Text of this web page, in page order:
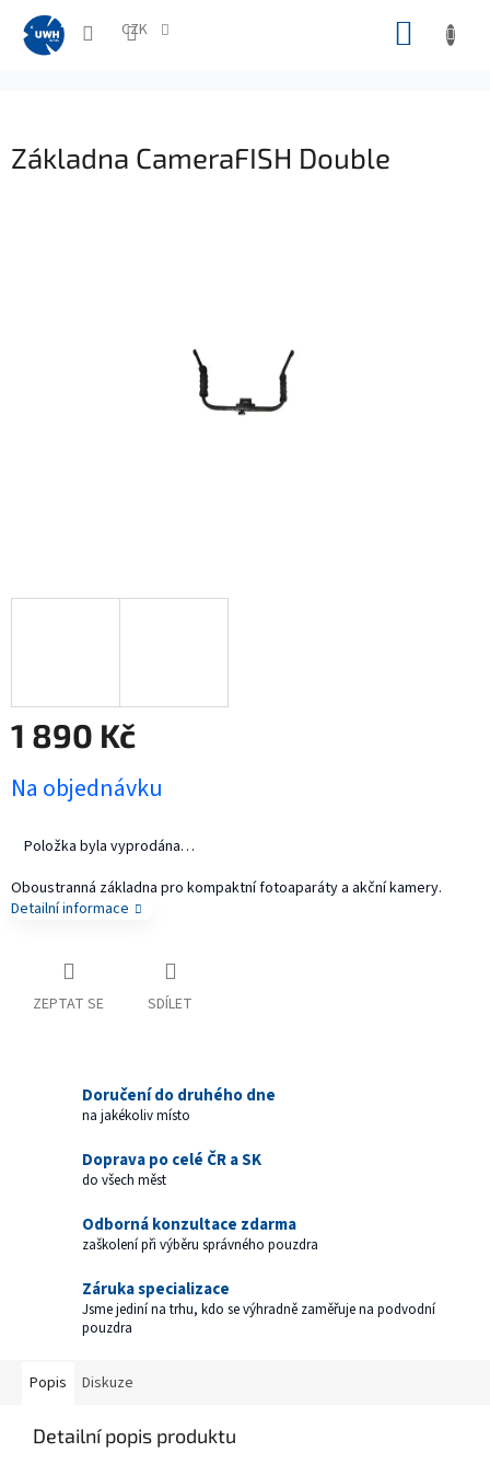
obsah
CZK
Základna CameraFISH Double
1 890 Kč
cena:
Na objednávku
Položka byla vyprodána…
Oboustranná základna pro kompaktní fotoaparáty a akční kamery.
Detailní informace
ZEPTAT SE SDÍLET
Doručení do druhého dne
na jakékoliv místo
Doprava po celé ČR a SK
do všech měst
Odborná konzultace zdarma
zaškolení při výběru správného pouzdra
Záruka specializace
Jsme jediní na trhu, kdo se výhradně zaměřuje na podvodní
pouzdra
Popis Diskuze
Detailní popis produktu